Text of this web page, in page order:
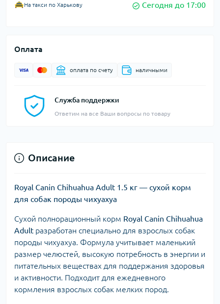
На такси по Харькову Сегодня до 17:00
Оплата
оплата по счету наличными
Служба поддержки
Ответим на все Ваши вопросы по товару
Описание
Royal Canin Chihuahua Adult 1.5 кг — сухой корм
для собак породы чихуахуа
Сухой полнорационный корм Royal Canin Chihuahua
Adult разработан специально для взрослых собак
породы чихуахуа. Формула учитывает маленький
размер челюстей, высокую потребность в энергии и
питательных веществах для поддержания здоровья
и активности. Подходит для ежедневного
кормления взрослых собак мелких пород.